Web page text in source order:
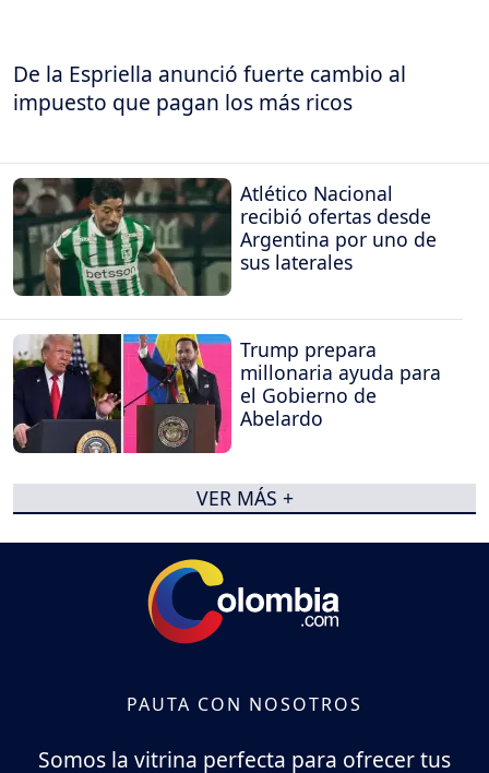
De la Espriella anunció fuerte cambio al
impuesto que pagan los más ricos
Atlético Nacional
recibió ofertas desde
Argentina por uno de
sus laterales
Trump prepara
millonaria ayuda para
el Gobierno de
Abelardo
VER MÁS +
PAUTA CON NOSOTROS
Somos la vitrina perfecta para ofrecer tus